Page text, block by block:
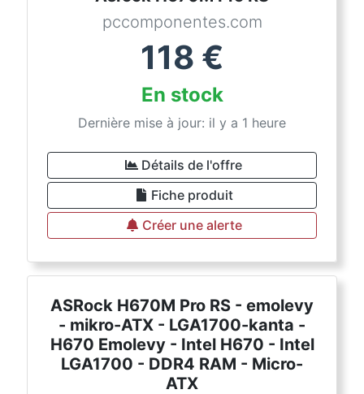
pccomponentes.com
118 €
En stock
Dernière mise à jour: il y a 1 heure
Détails de l'offre
Fiche produit
Créer une alerte
ASRock H670M Pro RS - emolevy
- mikro-ATX - LGA1700-kanta -
H670 Emolevy - Intel H670 - Intel
LGA1700 - DDR4 RAM - Micro-
ATX